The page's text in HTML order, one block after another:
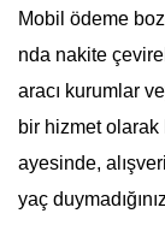
Mobil ödeme
nda nakite
aracı kurumlar
bir hizmet olarak
ayesinde,
yaç